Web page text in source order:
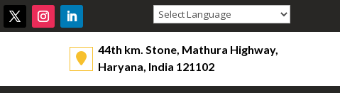
Powered by
44th km. Stone, Mathura Highway,
Haryana, India 121102